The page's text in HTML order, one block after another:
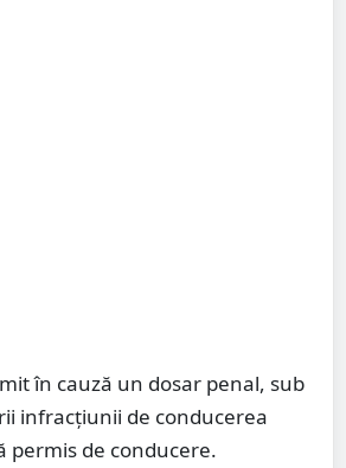
în cauză un dosar penal, sub
infracțiunii de conducerea
permis de conducere.